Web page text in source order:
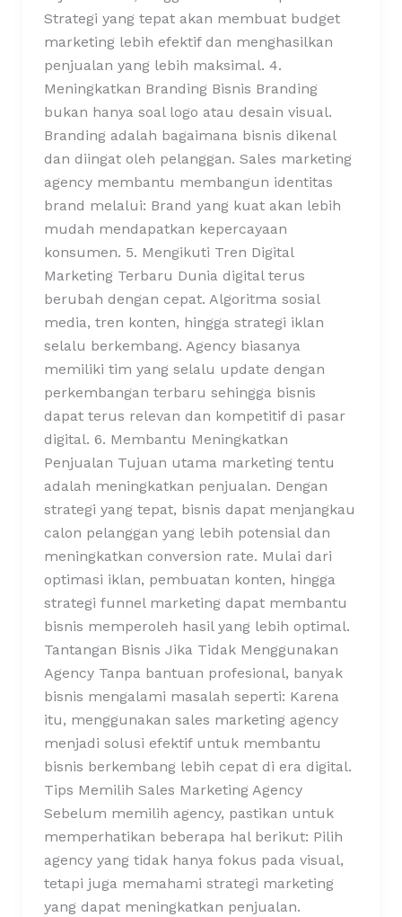
Strategi yang tepat akan membuat budget
marketing lebih efektif dan menghasilkan
penjualan yang lebih maksimal. 4.
Meningkatkan Branding Bisnis Branding
bukan hanya soal logo atau desain visual.
Branding adalah bagaimana bisnis dikenal
dan diingat oleh pelanggan. Sales marketing
agency membantu membangun identitas
brand melalui: Brand yang kuat akan lebih
mudah mendapatkan kepercayaan
konsumen. 5. Mengikuti Tren Digital
Marketing Terbaru Dunia digital terus
berubah dengan cepat. Algoritma sosial
media, tren konten, hingga strategi iklan
selalu berkembang. Agency biasanya
memiliki tim yang selalu update dengan
perkembangan terbaru sehingga bisnis
dapat terus relevan dan kompetitif di pasar
digital. 6. Membantu Meningkatkan
Penjualan Tujuan utama marketing tentu
adalah meningkatkan penjualan. Dengan
strategi yang tepat, bisnis dapat menjangkau
calon pelanggan yang lebih potensial dan
meningkatkan conversion rate. Mulai dari
optimasi iklan, pembuatan konten, hingga
strategi funnel marketing dapat membantu
bisnis memperoleh hasil yang lebih optimal.
Tantangan Bisnis Jika Tidak Menggunakan
Agency Tanpa bantuan profesional, banyak
bisnis mengalami masalah seperti: Karena
itu, menggunakan sales marketing agency
menjadi solusi efektif untuk membantu
bisnis berkembang lebih cepat di era digital.
Tips Memilih Sales Marketing Agency
Sebelum memilih agency, pastikan untuk
memperhatikan beberapa hal berikut: Pilih
agency yang tidak hanya fokus pada visual,
tetapi juga memahami strategi marketing
yang dapat meningkatkan penjualan.